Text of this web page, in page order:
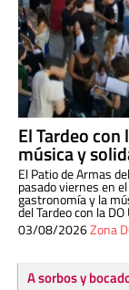
El Tardeo
música y
El Patio de Armas
pasado viernes en
gastronomía y la
del Tardeo con la
03/08/2026Zona
A sorbos y